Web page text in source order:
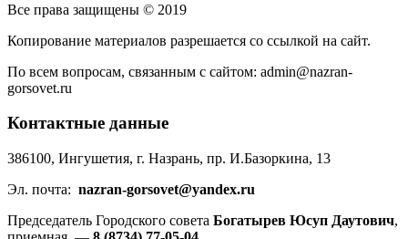
Все права защищены © 2019
Копирование материалов разрешается со ссылкой на сайт.
По всем вопросам, связанным с сайтом: admin@nazran-
gorsovet.ru
Контактные данные
386100, Ингушетия, г. Назрань, пр. И.Базоркина, 13
Эл. почта: nazran-gorsovet@yandex.ru
Председатель Городского совета Богатырев Юсуп Даутович,